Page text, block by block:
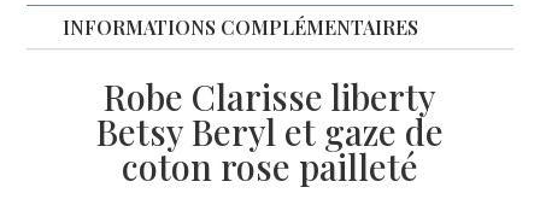
berylINFORMATIONS COMPLÉMENTAIRES
Robe Clarisse liberty
Betsy Beryl et gaze de
coton rose pailleté